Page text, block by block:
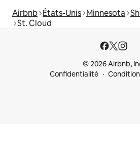
Airbnb États-Unis Minnesota
St. Cloud
© 2026 Airbnb,
Confidentialité